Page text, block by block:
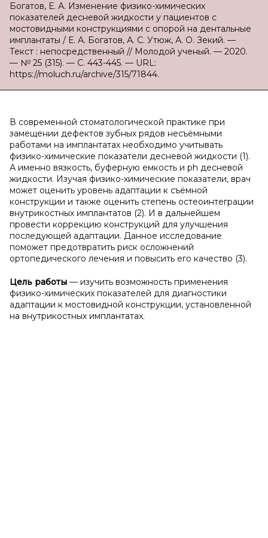
Богатов, Е. А. Изменение физико-химических
показателей десневой жидкости у пациентов с
мостовидными конструкциями с опорой на дентальные
имплантаты / Е. А. Богатов, А. С. Утюж, А. О. Зекий. —
Текст : непосредственный // Молодой ученый. — 2020.
— № 25 (315). — С. 443-445. — URL:
https://moluch.ru/archive/315/71844.
В современной стоматологической практике при
замещении дефектов зубных рядов несъёмными
работами на имплантатах необходимо учитывать
физико-химические показатели десневой жидкости (1).
А именно вязкость, буферную емкость и ph десневой
жидкости. Изучая физико-химические показатели, врач
может оценить уровень адаптации к съёмной
конструкции и также оценить степень остеоинтеграции
внутрикостных имплантатов (2). И в дальнейшем
провести коррекцию конструкций для улучшения
последующей адаптации. Данное исследование
поможет предотвратить риск осложнений
ортопедического лечения и повысить его качество (3).
Цель работы — изучить возможность применения
физико-химических показателей для диагностики
адаптации к мостовидной конструкции, установленной
на внутрикостных имплантатах.